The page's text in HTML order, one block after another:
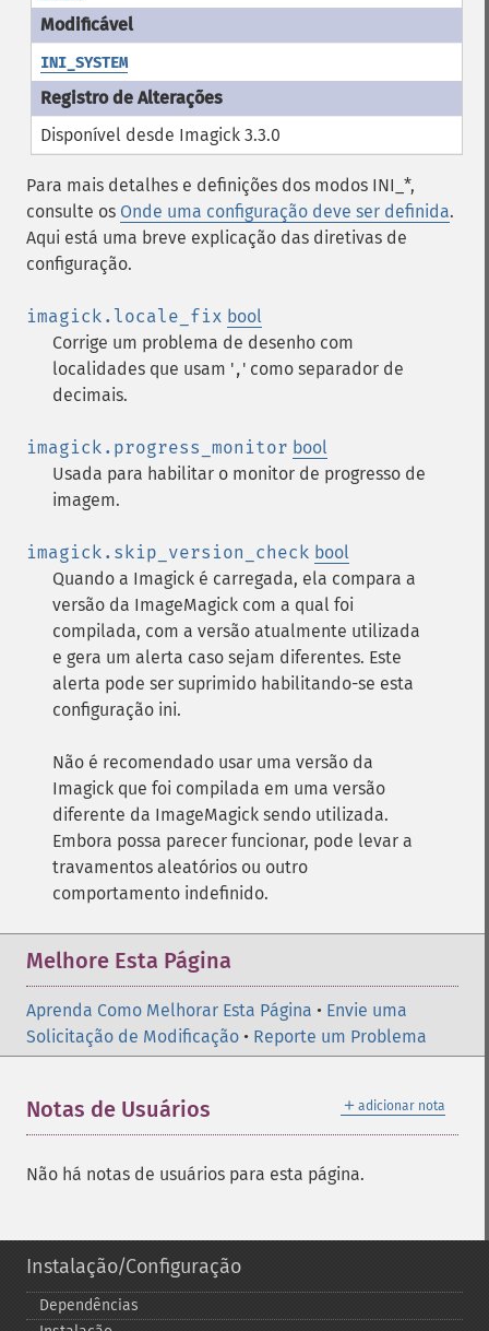
INI_SYSTEM
Disponível desde Imagick 3.3.0
Para mais detalhes e definições dos modos INI_*,
consulte os Onde uma configuração deve ser definida.
Aqui está uma breve explicação das diretivas de
configuração.
imagick.locale_fix bool
Corrige um problema de desenho com
localidades que usam ',' como separador de
decimais.
imagick.progress_monitor bool
Usada para habilitar o monitor de progresso de
imagem.
imagick.skip_version_check bool
Quando a Imagick é carregada, ela compara a
versão da ImageMagick com a qual foi
compilada, com a versão atualmente utilizada
e gera um alerta caso sejam diferentes. Este
alerta pode ser suprimido habilitando-se esta
configuração ini.
Não é recomendado usar uma versão da
Imagick que foi compilada em uma versão
diferente da ImageMagick sendo utilizada.
Embora possa parecer funcionar, pode levar a
travamentos aleatórios ou outro
comportamento indefinido.
Melhore Esta Página
Aprenda Como Melhorar Esta Página • Envie uma
Solicitação de Modificação • Reporte um Problema
＋ adicionar nota
Notas de Usuários
Não há notas de usuários para esta página.
Instalação/Configuração
Dependências